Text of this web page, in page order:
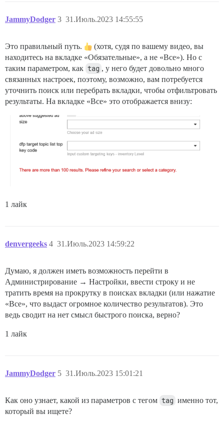
JammyDodger 31.Июль.2023 14:55:55
3
Это правильный путь.
(хотя, судя по вашему видео, вы
находитесь на вкладке «Обязательные», а не «Все»). Но с
таким параметром, как tag , у него будет довольно много
связанных настроек, поэтому, возможно, вам потребуется
уточнить поиск или перебрать вкладки, чтобы отфильтровать
результаты. На вкладке «Все» это отображается внизу:
1 лайк
denvergeeks 31.Июль.2023 14:59:22
4
Думаю, я должен иметь возможность перейти в
Администрирование → Настройки, ввести строку и не
тратить время на прокрутку в поисках вкладки (или нажатие
«Все», что выдаст огромное количество результатов). Это
ведь сводит на нет смысл быстрого поиска, верно?
1 лайк
JammyDodger 31.Июль.2023 15:01:21
5
Как оно узнает, какой из параметров с тегом tag именно тот,
который вы ищете?